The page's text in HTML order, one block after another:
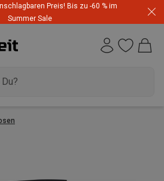
Preis! Bis zu -60 % im
Summer Sale